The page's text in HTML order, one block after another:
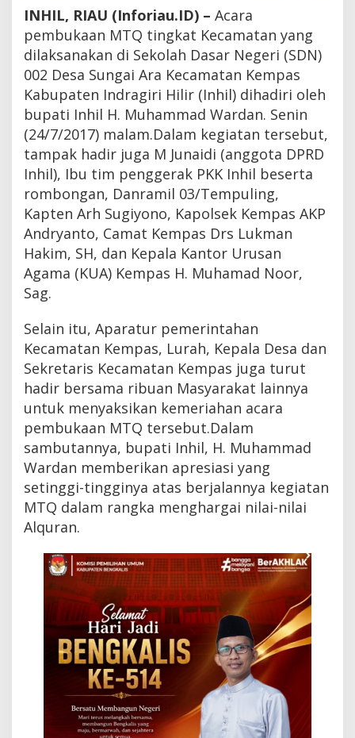
d
i
r
i
p
e
m
b
u
k
a
a
n
M
Q
t
i
g
K
e
c
a
m
a
t
a
n
d
K
e
a
s
,
I
n
h
i
l
INHIL, RIAU (Inforiau.ID) – Acara
pembukaan MTQ tingkat Kecamatan yang
dilaksanakan di Sekolah Dasar Negeri (SDN)
002 Desa Sungai Ara Kecamatan Kempas
Kabupaten Indragiri Hilir (Inhil) dihadiri oleh
bupati Inhil H. Muhammad Wardan. Senin
(24/7/2017) malam.Dalam kegiatan tersebut,
tampak hadir juga M Junaidi (anggota DPRD
Inhil), Ibu tim penggerak PKK Inhil beserta
rombongan, Danramil 03/Tempuling,
Kapten Arh Sugiyono, Kapolsek Kempas AKP
Andryanto, Camat Kempas Drs Lukman
Hakim, SH, dan Kepala Kantor Urusan
Agama (KUA) Kempas H. Muhamad Noor,
Sag.
Selain itu, Aparatur pemerintahan
Kecamatan Kempas, Lurah, Kepala Desa dan
Sekretaris Kecamatan Kempas juga turut
hadir bersama ribuan Masyarakat lainnya
untuk menyaksikan kemeriahan acara
pembukaan MTQ tersebut.Dalam
sambutannya, bupati Inhil, H. Muhammad
Wardan memberikan apresiasi yang
setinggi-tingginya atas berjalannya kegiatan
MTQ dalam rangka menghargai nilai-nilai
Alquran.